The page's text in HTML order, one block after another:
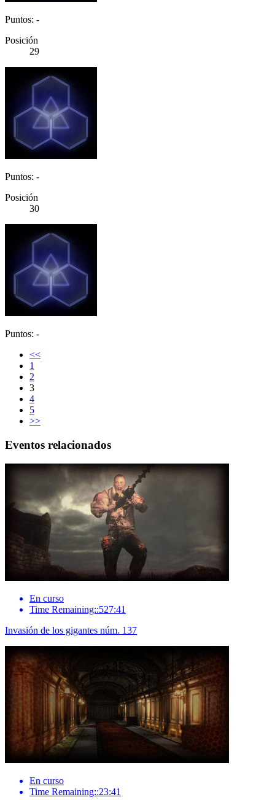
Puntos: -
Posición
29
Puntos: -
Posición
30
Puntos: -
<<
1
2
3
4
5
>>
Eventos relacionados
En curso
Time Remaining::527:41
Invasión de los gigantes núm. 137
En curso
Time Remaining::23:41